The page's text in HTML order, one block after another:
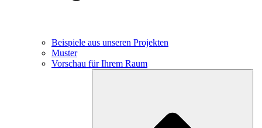
Beispiele aus unseren Projekten
Muster
Vorschau für Ihrem Raum